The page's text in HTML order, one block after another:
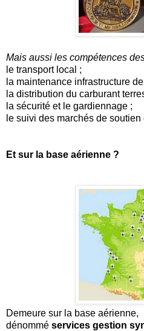
Mais aussi les compétences
le transport local ;
la maintenance infrastructure
la distribution du carburant
la sécurité et le gardiennage ;
le suivi des marchés de
Et sur la base aérienne ?
Demeure sur la base
dénommé services gestion